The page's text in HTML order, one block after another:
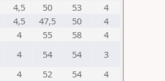
4,5 50 53
4
4,5 47,5 50
4
4 55 58
4
4 54 54
3
4 52 54
4